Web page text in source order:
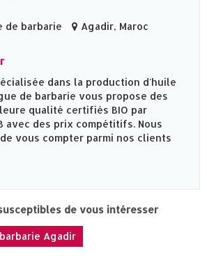
de barbarie
Agadir, Maroc
dans la production d'huile
de barbarie vous propose des
qualité certifiés BIO par
avec des prix compétitifs. Nous
vous compter parmi nos clients
de vous intéresser
Agadir